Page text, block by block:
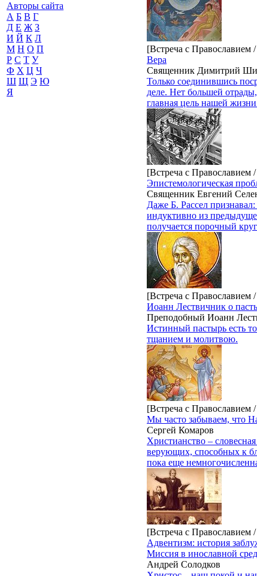
Авторы сайта
А Б В Г
Д Е Ж З
И Й К Л
М Н О П
Р С Т У
Ф Х Ц Ч
Ш Щ Э Ю
Я
[Встреча с Православием
Вера
Священник Димитрий
Только соединившись
деле. Нет большей
главная цель нашей
[Встреча с Православием
Эпистемологическая
Священник Евгений
Даже Б. Рассел
индуктивно из
получается порочный
[Встреча с Православием
Иоанн Лествичник о
Преподобный Иоанн
Истинный пастырь есть
тщанием и молитвою.
[Встреча с Православием
Мы часто забываем, что
Сергей Комаров
Христианство –
верующих, способных к
пока еще
[Встреча с Православием
Адвентизм: история
Миссия в инославной
Андрей Солодков